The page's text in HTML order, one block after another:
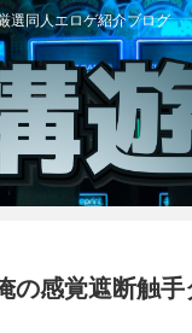
選同人エロゲ紹介ブログ
の感覚遮断触手